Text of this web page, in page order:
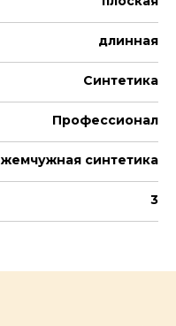
длинная
Синтетика
Профессионал
жемчужная синтетика
3